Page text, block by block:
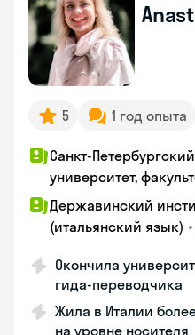
5 1 год опыта
Санкт-
университет,
Державинский
(итальянский язык) •
Окончила
гида-переводчика
Жила в Италии
на уровне носителя